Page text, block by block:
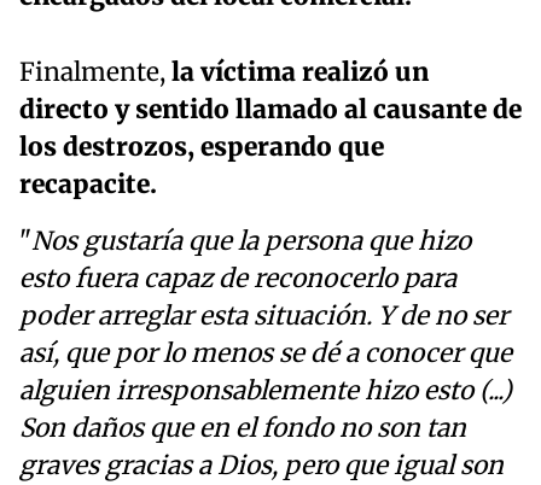
Finalmente,la víctima realizó un
directo y sentido llamado al causante de
los destrozos, esperando que
recapacite.
"Nos gustaría que la persona que hizo
esto fuera capaz de reconocerlo para
poder arreglar esta situación. Y de no ser
así, que por lo menos se dé a conocer que
alguien irresponsablemente hizo esto (...)
Son daños que en el fondo no son tan
graves gracias a Dios, pero que igual son